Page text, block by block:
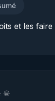
et les faire
😂